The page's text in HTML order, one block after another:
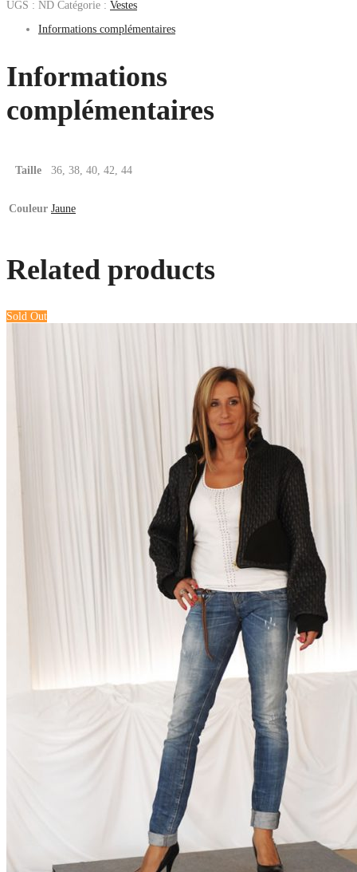
UGS : ND Catégorie : Vestes
Informations complémentaires
Informations
complémentaires
Taille 36, 38, 40, 42, 44
Couleur Jaune
Related products
Sold Out